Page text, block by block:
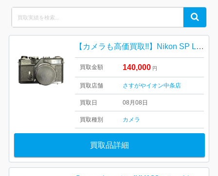
for:
Search
【カメラも高価買取!!】Nikon SP LIMETED EDITION 復刻モデル
買取金額 140,000 円
買取店舗 さすがやイオン中条店
買取日 08月08日
買取種別 カメラ
買取品詳細